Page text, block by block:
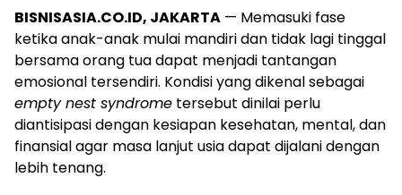
BISNISASIA.CO.ID, JAKARTA — Memasuki fase
ketika anak-anak mulai mandiri dan tidak lagi tinggal
bersama orang tua dapat menjadi tantangan
emosional tersendiri. Kondisi yang dikenal sebagai
empty nest syndrome tersebut dinilai perlu
diantisipasi dengan kesiapan kesehatan, mental, dan
finansial agar masa lanjut usia dapat dijalani dengan
lebih tenang.